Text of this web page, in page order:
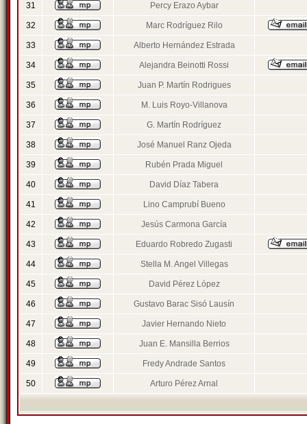
31 Percy Erazo Aybar
32 Marc Rodríguez Rilo
33 Alberto Hernández Estrada
34 Alejandra Beinotti Rossi
35 Juan P. Martín Rodrigues
36 M. Luis Royo-Villanova
37 G. Martín Rodríguez
38 José Manuel Ranz Ojeda
39 Rubén Prada Miguel
40 David Díaz Tabera
41 Lino Camprubí Bueno
42 Jesús Carmona García
43 Eduardo Robredo Zugasti
44 Stella M. Angel Villegas
45 David Pérez López
46 Gustavo Barac Sisó Lausín
47 Javier Hernando Nieto
48 Juan E. Mansilla Berrios
49 Fredy Andrade Santos
50 Arturo Pérez Arnal